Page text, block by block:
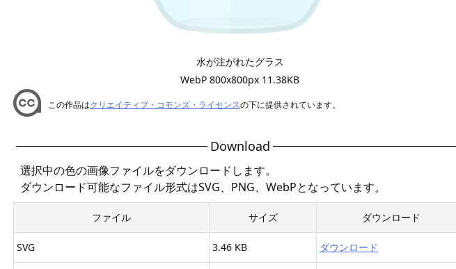
水が注がれたグラス
WebP 800x800px 11.38KB
この作品はクリエイティブ・コモンズ・ライセンスの下に提供されています。
Download
選択中の色の画像ファイルをダウンロードします。
ダウンロード可能なファイル形式はSVG、PNG、WebPとなっています。
ファイル サイズ ダウンロード
SVG 3.46 KB ダウンロード